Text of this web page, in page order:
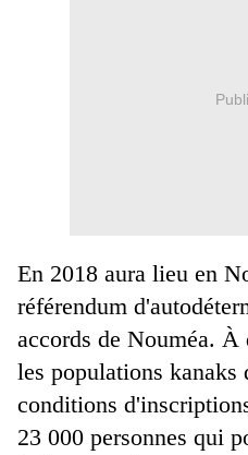
En 2018 aura lieu en
référendum
accords de Nouméa.
les populations kanaks
conditions
23 000 personnes qui